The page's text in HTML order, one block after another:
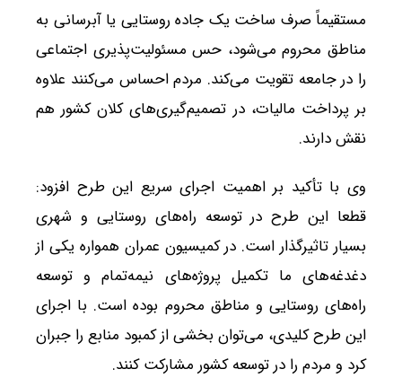
مستقیماً صرف ساخت یک جاده روستایی یا آبرسانی به
مناطق محروم می‌شود، حس مسئولیت‌پذیری اجتماعی
را در جامعه تقویت می‌کند. مردم احساس می‌کنند علاوه
بر پرداخت مالیات، در تصمیم‌گیری‌های کلان کشور هم
نقش دارند.
وی با تأکید بر اهمیت اجرای سریع این طرح افزود:
قطعا این طرح در توسعه راه‌های روستایی و شهری
بسیار تاثیرگذار است. در کمیسیون عمران همواره یکی از
دغدغه‌های ما تکمیل پروژه‌های نیمه‌تمام و توسعه
راه‌های روستایی و مناطق محروم بوده است. با اجرای
این طرح کلیدی، می‌توان بخشی از کمبود منابع را جبران
کرد و مردم را در توسعه کشور مشارکت کنند.